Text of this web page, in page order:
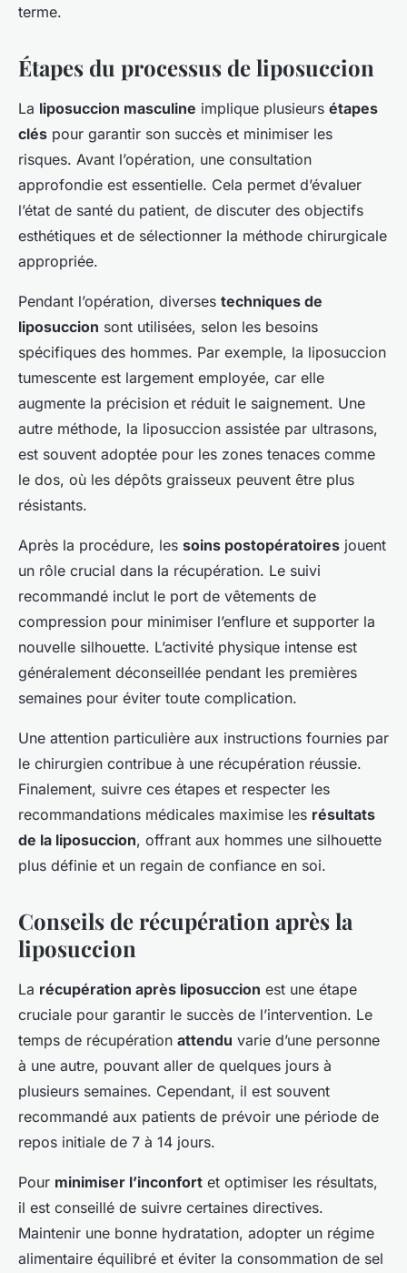
terme.
Étapes du processus de liposuccion
La liposuccion masculine implique plusieurs étapes
clés pour garantir son succès et minimiser les
risques. Avant l’opération, une consultation
approfondie est essentielle. Cela permet d’évaluer
l’état de santé du patient, de discuter des objectifs
esthétiques et de sélectionner la méthode chirurgicale
appropriée.
Pendant l’opération, diverses techniques de
liposuccion sont utilisées, selon les besoins
spécifiques des hommes. Par exemple, la liposuccion
tumescente est largement employée, car elle
augmente la précision et réduit le saignement. Une
autre méthode, la liposuccion assistée par ultrasons,
est souvent adoptée pour les zones tenaces comme
le dos, où les dépôts graisseux peuvent être plus
résistants.
Après la procédure, les soins postopératoires jouent
un rôle crucial dans la récupération. Le suivi
recommandé inclut le port de vêtements de
compression pour minimiser l’enflure et supporter la
nouvelle silhouette. L’activité physique intense est
généralement déconseillée pendant les premières
semaines pour éviter toute complication.
Une attention particulière aux instructions fournies par
le chirurgien contribue à une récupération réussie.
Finalement, suivre ces étapes et respecter les
recommandations médicales maximise les résultats
de la liposuccion, offrant aux hommes une silhouette
plus définie et un regain de confiance en soi.
Conseils de récupération après la
liposuccion
La récupération après liposuccion est une étape
cruciale pour garantir le succès de l’intervention. Le
temps de récupération attendu varie d’une personne
à une autre, pouvant aller de quelques jours à
plusieurs semaines. Cependant, il est souvent
recommandé aux patients de prévoir une période de
repos initiale de 7 à 14 jours.
Pour minimiser l’inconfort et optimiser les résultats,
il est conseillé de suivre certaines directives.
Maintenir une bonne hydratation, adopter un régime
alimentaire équilibré et éviter la consommation de sel